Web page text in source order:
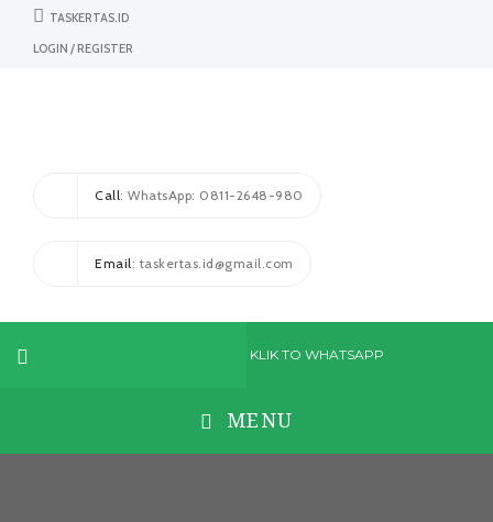
TASKERTAS.ID
LOGIN / REGISTER
Call: WhatsApp: 0811-2648-980
Email : taskertas.id@gmail.com
KLIK TO WHATSAPP
MENU